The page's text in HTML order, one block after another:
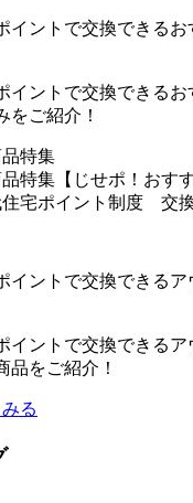
イントで交換できる
イントで交換できる
をご紹介！
特集
特集【じせポ！おす
住宅ポイント制度 交
イントで交換できるア
イントで交換できるア
品をご紹介！
る